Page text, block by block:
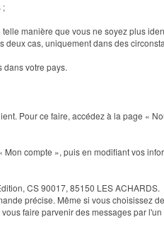
;
manière que vous ne soyez plus
cas, uniquement dans des
dans votre pays.
Pour ce faire, accédez à la page «
compte », puis en modifiant vos
CS 90017, 85150 LES
précise. Même si vous choisissez
faire parvenir des messages par